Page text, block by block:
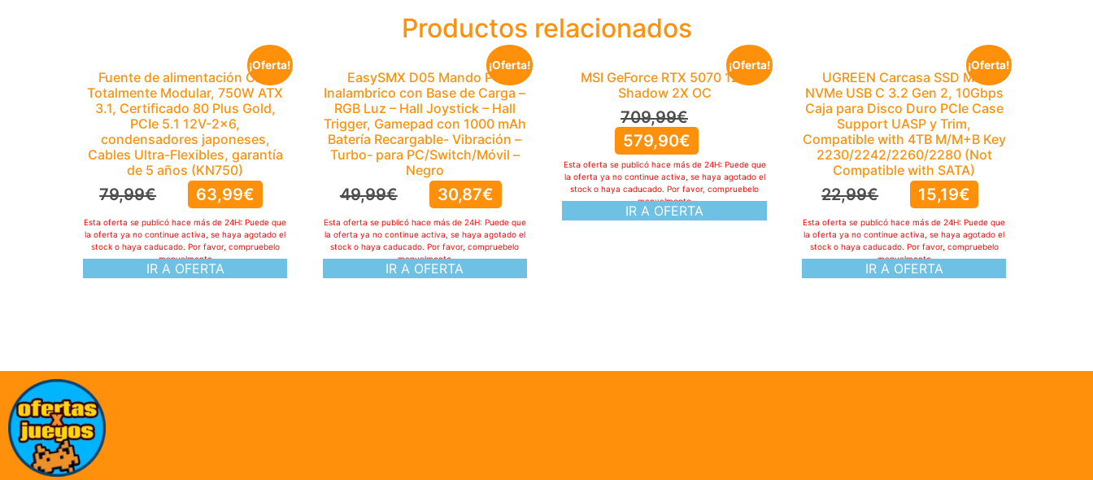
Productos relacionados
¡Oferta!
Fuente de alimentación CPS
Totalmente Modular, 750W ATX
3.1, Certificado 80 Plus Gold,
PCIe 5.1 12V-2×6,
condensadores japoneses,
Cables Ultra-Flexibles, garantía
de 5 años (KN750)
79,99€ 63,99€
IR A OFERTA
Esta oferta se publicó hace más de 24H: Puede que
la oferta ya no continue activa, se haya agotado el
stock o haya caducado. Por favor, compruebelo
manualmente
¡Oferta!
EasySMX D05 Mando PC
Inalambrico con Base de Carga –
RGB Luz – Hall Joystick – Hall
Trigger, Gamepad con 1000 mAh
Batería Recargable- Vibración –
Turbo- para PC/Switch/Móvil –
Negro
49,99€ 30,87€
IR A OFERTA
Esta oferta se publicó hace más de 24H: Puede que
la oferta ya no continue activa, se haya agotado el
stock o haya caducado. Por favor, compruebelo
manualmente
¡Oferta!
MSI GeForce RTX 5070 12G
Shadow 2X OC
709,99€
579,90€
IR A OFERTA
Esta oferta se publicó hace más de 24H: Puede que
la oferta ya no continue activa, se haya agotado el
stock o haya caducado. Por favor, compruebelo
manualmente
¡Oferta!
UGREEN Carcasa SSD M.2
NVMe USB C 3.2 Gen 2, 10Gbps
Caja para Disco Duro PCIe Case
Support UASP y Trim,
Compatible with 4TB M/M+B Key
2230/2242/2260/2280 (Not
Compatible with SATA)
22,99€ 15,19€
IR A OFERTA
Esta oferta se publicó hace más de 24H: Puede que
la oferta ya no continue activa, se haya agotado el
stock o haya caducado. Por favor, compruebelo
manualmente